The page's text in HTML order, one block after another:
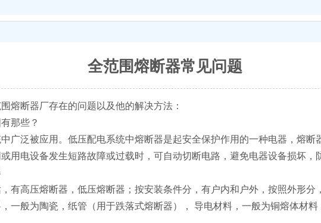
全范围熔断器常见问题
熔断器厂存在的问题以及他的解决方法：
那些？
广泛被应用。低压配电系统中熔断器是起安全保护作用的一种电器，熔断
用电设备发生短路故障或过载时，可自动切断电路，避免电器设备损坏，
有高压熔断器，低压熔断器；按安装条件分，有户内和户外，按照外形分
一般为陶瓷，纸管（用于跌落式熔断器）， 导电材料，一般为铜熔体材料